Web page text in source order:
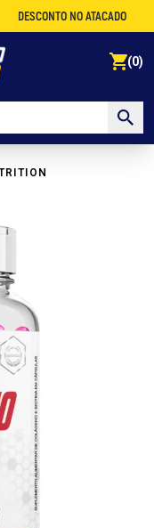
DESCONTO NO ATACADO
(0)